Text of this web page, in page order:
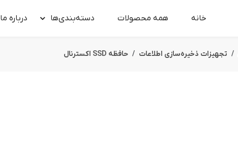
خانه همه محصولات دسته‌بندی‌ها درباره‌ ما
تجهیزات ذخیره‌سازی اطلاعات حافظه SSD اکسترنال